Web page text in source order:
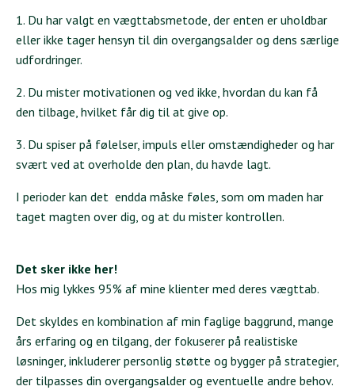
1. Du har valgt en vægttabsmetode, der enten er uholdbar
eller ikke tager hensyn til din overgangsalder og dens særlige
udfordringer.
2. Du mister motivationen og ved ikke, hvordan du kan få
den tilbage, hvilket får dig til at give op.
3. Du spiser på følelser, impuls eller omstændigheder og har
svært ved at overholde den plan, du havde lagt.
I perioder kan det endda måske føles, som om maden har
taget magten over dig, og at du mister kontrollen.
Det sker ikke her!
Hos mig lykkes 95% af mine klienter med deres vægttab.
Det skyldes en kombination af min faglige baggrund, mange
års erfaring og en tilgang, der fokuserer på realistiske
løsninger, inkluderer personlig støtte og bygger på strategier,
der tilpasses din overgangsalder og eventuelle andre behov.